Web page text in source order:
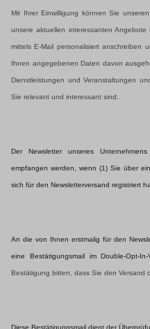
Mit Ihrer Einwilligung können Sie
unsere aktuellen interessanten
mittels E-Mail personalisiert anschreiben
Ihnen angegebenen Daten davon
Dienstleistungen und Veranstaltungen
Sie relevant und interessant sind.
Der Newsletter unseres
empfangen werden, wenn (1) Sie über
sich für den Newsletterversand registriert
An die von Ihnen erstmalig für den
eine Bestätigungsmail im Double-Opt-
Bestätigung bitten, dass Sie den Versand
Diese Bestätigungsmail dient der